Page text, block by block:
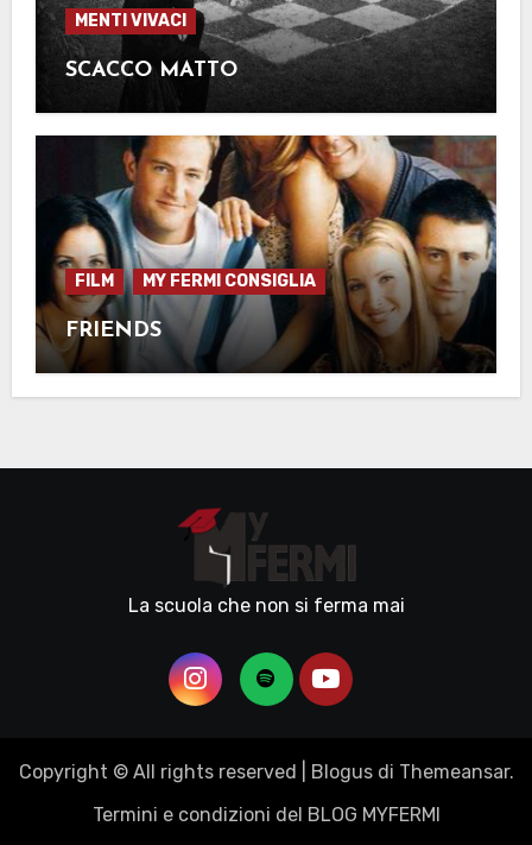
MENTI VIVACI
SCACCO MATTO
FILM MY FERMI CONSIGLIA
FRIENDS
La scuola che non si ferma mai
Copyright © All rights reserved Blogusdi Themeansar.
Termini e condizioni del BLOG MYFERMI